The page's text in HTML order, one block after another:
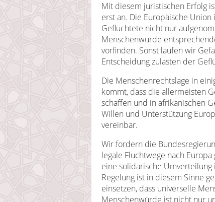
Mit diesem juristischen Erfolg
erst an. Die Europäische
Geflüchtete nicht nur
Menschenwürde
vorfinden. Sonst laufen wir
Entscheidung zulasten der
Die Menschenrechtslage in
kommt, dass die allermeisten
schaffen und in afrikanischen
Willen und Unterstützung
vereinbar.
Wir fordern die
legale Fluchtwege nach
eine solidarische
Regelung ist in diesem Sinne
einsetzen, dass universelle
Menschenwürde ist nicht nur